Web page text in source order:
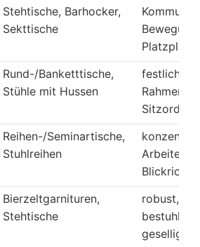
Stehtische, Barhocker,
Sekttische
Platzplan
Rund-/Banketttische,
Stühle mit Hussen
festlicher
Rahmen,
Reihen-/Seminartische,
Stuhlreihen
Arbeiten,
Bierzeltgarnituren,
Stehtische
robust,
bestuhlt,
gesellig